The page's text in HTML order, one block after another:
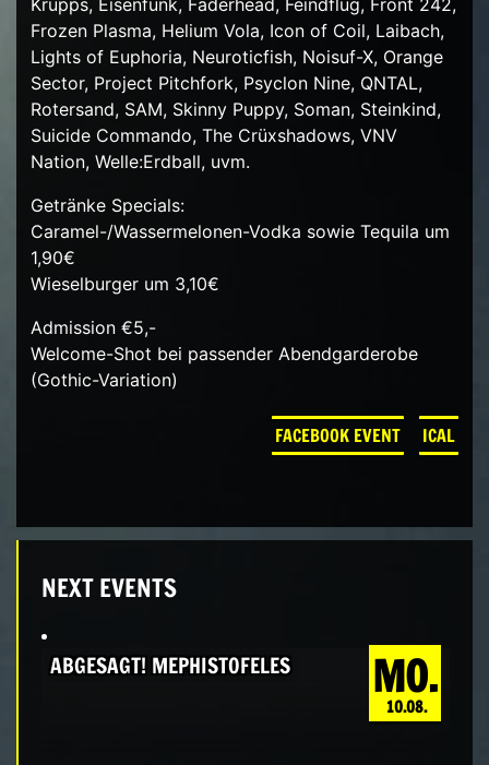
Krupps, Eisenfunk, Faderhead, Feindflug, Front 242,
Frozen Plasma, Helium Vola, Icon of Coil, Laibach,
Lights of Euphoria, Neuroticfish, Noisuf-X, Orange
Sector, Project Pitchfork, Psyclon Nine, QNTAL,
Rotersand, SAM, Skinny Puppy, Soman, Steinkind,
Suicide Commando, The Crüxshadows, VNV
Nation, Welle:Erdball, uvm.
Getränke Specials:
Caramel-/Wassermelonen-Vodka sowie Tequila um
1,90€
Wieselburger um 3,10€
Admission €5,-
Welcome-Shot bei passender Abendgarderobe
(Gothic-Variation)
FACEBOOK EVENT ICAL
NEXT EVENTS
MO.
10.08.
ABGESAGT! MEPHISTOFELES